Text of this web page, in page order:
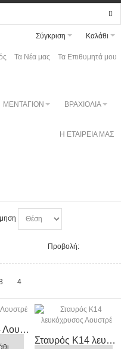
Καλάθι
Σύγκριση
Τα Νέα μας Τα Επιθυμητά μου
ΜΕΝΤΑΓΙΟΝ ΒΡΑΧΙΟΛΙΑ
Η ΕΤΑΙΡΕΙΑ ΜΑΣ
Προβολή:
4
Σταυρός Κ14 Λουστρέ
Σταυρός Κ14 λευκόχρυσος Λουστρέ